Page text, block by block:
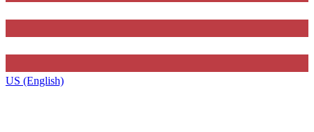
US (English)